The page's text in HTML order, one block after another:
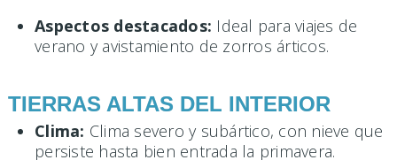
Aspectos destacados: Ideal para viajes de
verano y avistamiento de zorros árticos.
TIERRAS ALTAS DEL INTERIOR
Clima: Clima severo y subártico, con nieve que
persiste hasta bien entrada la primavera.